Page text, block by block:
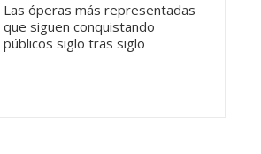
Las óperas más representadas
que siguen conquistando
públicos siglo tras siglo